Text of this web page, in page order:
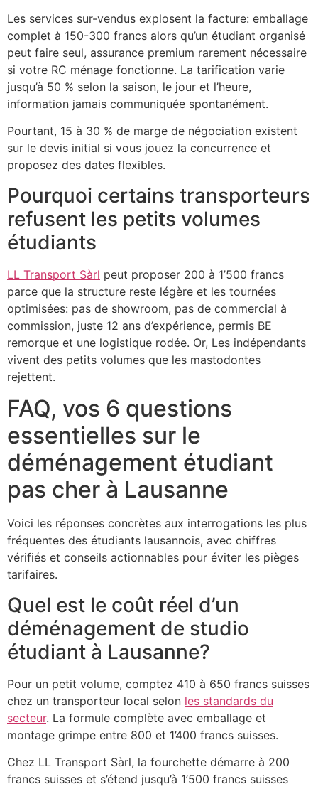
Les services sur-vendus explosent la facture: emballage
complet à 150-300 francs alors qu’un étudiant organisé
peut faire seul, assurance premium rarement nécessaire
si votre RC ménage fonctionne. La tarification varie
jusqu’à 50 % selon la saison, le jour et l’heure,
information jamais communiquée spontanément.
Pourtant, 15 à 30 % de marge de négociation existent
sur le devis initial si vous jouez la concurrence et
proposez des dates flexibles.
Pourquoi certains transporteurs
refusent les petits volumes
étudiants
LL Transport Sàrl peut proposer 200 à 1’500 francs
parce que la structure reste légère et les tournées
optimisées: pas de showroom, pas de commercial à
commission, juste 12 ans d’expérience, permis BE
remorque et une logistique rodée. Or, Les indépendants
vivent des petits volumes que les mastodontes
rejettent.
FAQ, vos 6 questions
essentielles sur le
déménagement étudiant
pas cher à Lausanne
Voici les réponses concrètes aux interrogations les plus
fréquentes des étudiants lausannois, avec chiffres
vérifiés et conseils actionnables pour éviter les pièges
tarifaires.
Quel est le coût réel d’un
déménagement de studio
étudiant à Lausanne?
Pour un petit volume, comptez 410 à 650 francs suisses
chez un transporteur local selon les standards du
secteur. La formule complète avec emballage et
montage grimpe entre 800 et 1’400 francs suisses.
Chez LL Transport Sàrl, la fourchette démarre à 200
francs suisses et s’étend jusqu’à 1’500 francs suisses